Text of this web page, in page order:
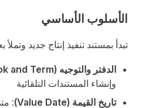
الأسلوب الأساسي
تبدأ بمستند تنفيذ إنتاج جديد
الدفتر والتوجيه (Book and Term)
وإنشاء المستندات التلقائية
تاريخ القيمة (Value Date)
: